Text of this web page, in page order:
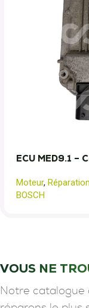
ECU MED9.1 –
Moteur,
BOSCH
VOUS NE
Notre catalogue